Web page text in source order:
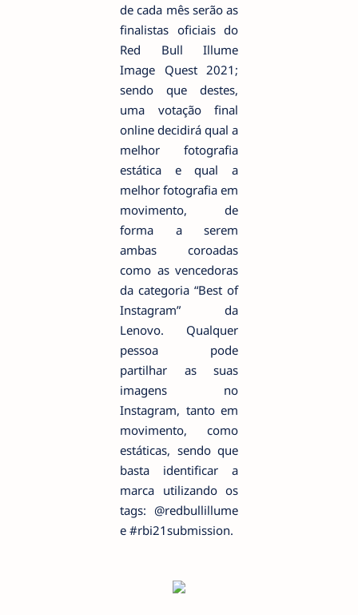
de cada mês serão as
finalistas oficiais do
Red Bull Illume
Image Quest 2021;
sendo que destes,
uma votação final
online decidirá qual a
melhor fotografia
estática e qual a
melhor fotografia em
movimento, de
forma a serem
ambas coroadas
como as vencedoras
da categoria “Best of
Instagram” da
Lenovo. Qualquer
pessoa pode
partilhar as suas
imagens no
Instagram, tanto em
movimento, como
estáticas, sendo que
basta identificar a
marca utilizando os
tags: @redbullillume
e #rbi21submission.